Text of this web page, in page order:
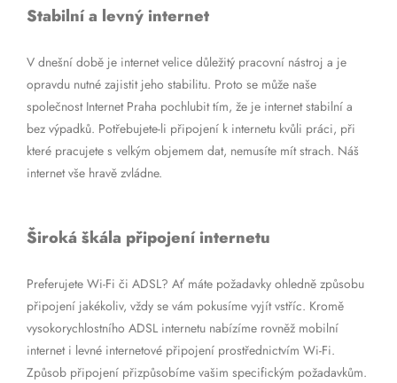
Stabilní a levný internet
V dnešní době je internet velice důležitý pracovní nástroj a je
opravdu nutné zajistit jeho stabilitu. Proto se může naše
společnost Internet Praha pochlubit tím, že je internet stabilní a
bez výpadků. Potřebujete-li připojení k internetu kvůli práci, při
které pracujete s velkým objemem dat, nemusíte mít strach. Náš
internet vše hravě zvládne.
Široká škála připojení internetu
Preferujete Wi-Fi či ADSL? Ať máte požadavky ohledně způsobu
připojení jakékoliv, vždy se vám pokusíme vyjít vstříc. Kromě
vysokorychlostního ADSL internetu nabízíme rovněž mobilní
internet i levné internetové připojení prostřednictvím Wi-Fi.
Způsob připojení přizpůsobíme vašim specifickým požadavkům.